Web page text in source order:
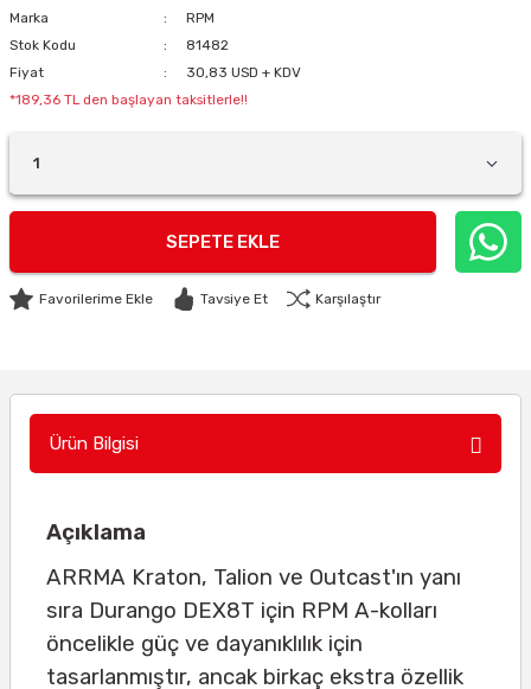
Marka
RPM
Stok Kodu
81482
Fiyat
30,83 USD + KDV
*189,36 TL den başlayan taksitlerle!!
SEPETE EKLE
Tavsiye Et Karşılaştır
Ürün Bilgisi
Açıklama
ARRMA Kraton, Talion ve Outcast'ın yanı
sıra Durango DEX8T için RPM A-kolları
öncelikle güç ve dayanıklılık için
tasarlanmıştır, ancak birkaç ekstra özellik